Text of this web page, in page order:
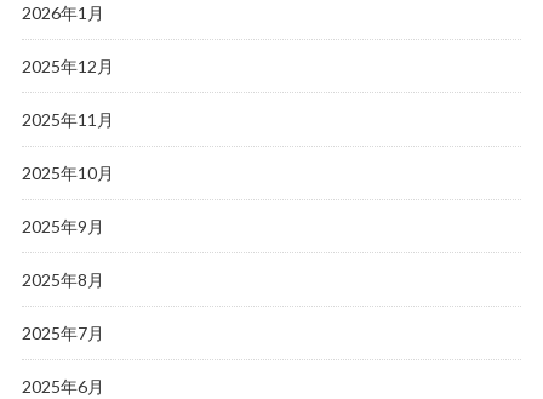
2026年1月
2025年12月
2025年11月
2025年10月
2025年9月
2025年8月
2025年7月
2025年6月